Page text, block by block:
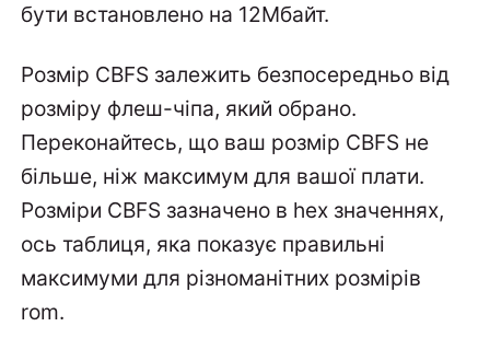
бути встановлено на 12Мбайт.
Розмір CBFS залежить безпосередньо від
розміру флеш-чіпа, який обрано.
Переконайтесь, що ваш розмір CBFS не
більше, ніж максимум для вашої плати.
Розміри CBFS зазначено в hex значеннях,
ось таблиця, яка показує правильні
максимуми для різноманітних розмірів
rom.